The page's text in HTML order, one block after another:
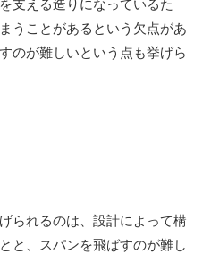
支える造りになっているた
うことがあるという欠点があ
のが難しいという点も挙げら
られるのは、設計によって構
と、スパンを飛ばすのが難し